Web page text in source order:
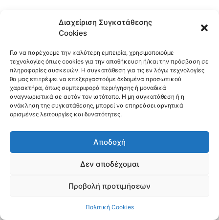
Διαχείριση Συγκατάθεσης
Cookies
Για να παρέχουμε την καλύτερη εμπειρία, χρησιμοποιούμε
τεχνολογίες όπως cookies για την αποθήκευση ή/και την πρόσβαση σε
πληροφορίες συσκευών. Η συγκατάθεση για τις εν λόγω τεχνολογίες
θα μας επιτρέψει να επεξεργαστούμε δεδομένα προσωπικού
χαρακτήρα, όπως συμπεριφορά περιήγησης ή μοναδικά
αναγνωριστικά σε αυτόν τον ιστότοπο. Η μη συγκατάθεση ή η
ανάκληση της συγκατάθεσης, μπορεί να επηρεάσει αρνητικά
ορισμένες λειτουργίες και δυνατότητες.
Αποδοχή
Δεν αποδέχομαι
Προβολή προτιμήσεων
Πολιτική Cookies